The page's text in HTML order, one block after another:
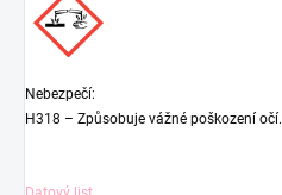
Nebezpečí:
H318 – Způsobuje vážné poškození očí.